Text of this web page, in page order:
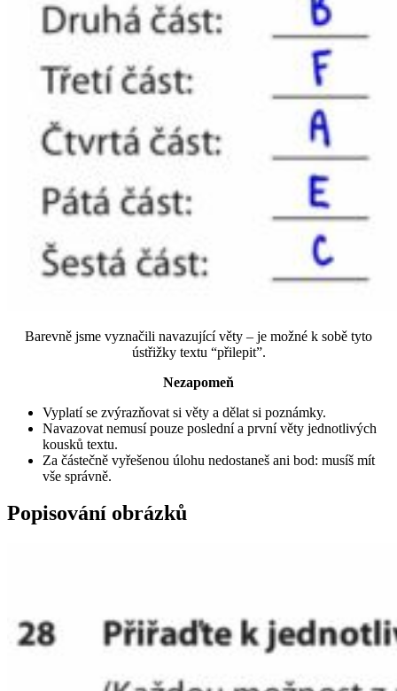
Barevně jsme vyznačili navazující věty – je možné k sobě tyto
ústřižky textu “přilepit”.
Nezapomeň
Vyplatí se zvýrazňovat si věty a dělat si poznámky.
Navazovat nemusí pouze poslední a první věty jednotlivých
kousků textu.
Za částečně vyřešenou úlohu nedostaneš ani bod: musíš mít
vše správně.
Popisování obrázků